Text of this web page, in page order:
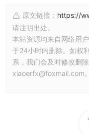
原文链接： https://
请注明出处。
本站资源均来自网络用
于24小时内删除。如权
系，我们会及时修改删
xiaoerfx@foxmail.com。